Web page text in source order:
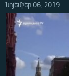
ՏՆՏԵՍՈՒԹՅՈՒՆ
ՂԱՐԱԲԱՂ
ՊԱՏԵՐԱԶՄԻ 6
ՏԱՐԱԾԱՇՐՋԱՆ
նոյեմբեր 06, 2019
No